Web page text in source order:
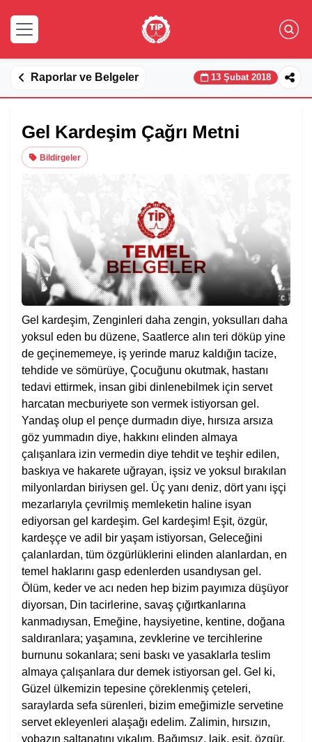
Raporlar ve Belgeler 13 Şubat 2018
Gel Kardeşim Çağrı Metni
Bildirgeler
Gel kardeşim, Zenginleri daha zengin, yoksulları daha
yoksul eden bu düzene, Saatlerce alın teri döküp yine
de geçinememeye, iş yerinde maruz kaldığın tacize,
tehdide ve sömürüye, Çocuğunu okutmak, hastanı
tedavi ettirmek, insan gibi dinlenebilmek için servet
harcatan mecburiyete son vermek istiyorsan gel.
Yandaş olup el pençe durmadın diye, hırsıza arsıza
göz yummadın diye, hakkını elinden almaya
çalışanlara izin vermedin diye tehdit ve teşhir edilen,
baskıya ve hakarete uğrayan, işsiz ve yoksul bırakılan
milyonlardan biriysen gel. Üç yanı deniz, dört yanı işçi
mezarlarıyla çevrilmiş memleketin haline isyan
ediyorsan gel kardeşim. Gel kardeşim! Eşit, özgür,
kardeşçe ve adil bir yaşam istiyorsan, Geleceğini
çalanlardan, tüm özgürlüklerini elinden alanlardan, en
temel haklarını gasp edenlerden usandıysan gel.
Ölüm, keder ve acı neden hep bizim payımıza düşüyor
diyorsan, Din tacirlerine, savaş çığırtkanlarına
kanmadıysan, Emeğine, haysiyetine, kentine, doğana
saldıranlara; yaşamına, zevklerine ve tercihlerine
burnunu sokanlara; seni baskı ve yasaklarla teslim
almaya çalışanlara dur demek istiyorsan gel. Gel ki,
Güzel ülkemizin tepesine çöreklenmiş çeteleri,
saraylarda sefa sürenleri, bizim emeğimizle servetine
servet ekleyenleri alaşağı edelim. Zalimin, hırsızın,
yobazın saltanatını yıkalım. Bağımsız, laik, eşit, özgür,